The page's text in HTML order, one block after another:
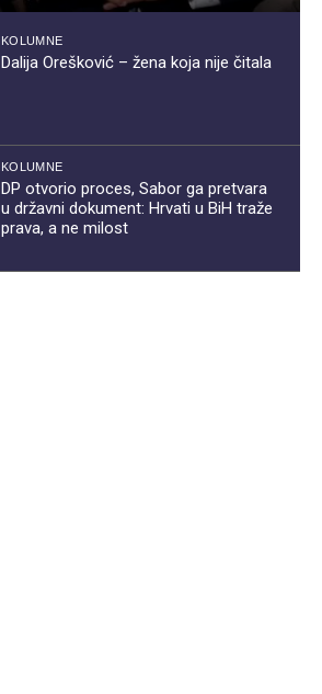
KOLUMNE
Dalija Orešković – žena koja nije čitala
KOLUMNE
DP otvorio proces, Sabor ga pretvara
u državni dokument: Hrvati u BiH traže
prava, a ne milost